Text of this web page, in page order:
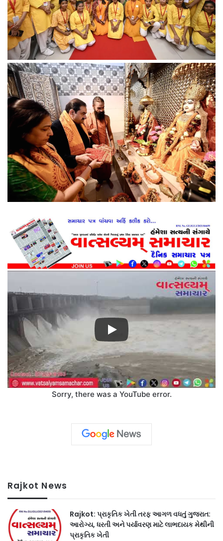
Sorry, there was a YouTube error.
Rajkot News
Rajkot: પ્રાકૃતિક ખેતી તરફ આગળ વધતું ગુજરાત:
આરોગ્ય, ધરતી અને પર્યાવરણ માટે લાભદાયક મેથીની
પ્રાકૃતિક ખેતી